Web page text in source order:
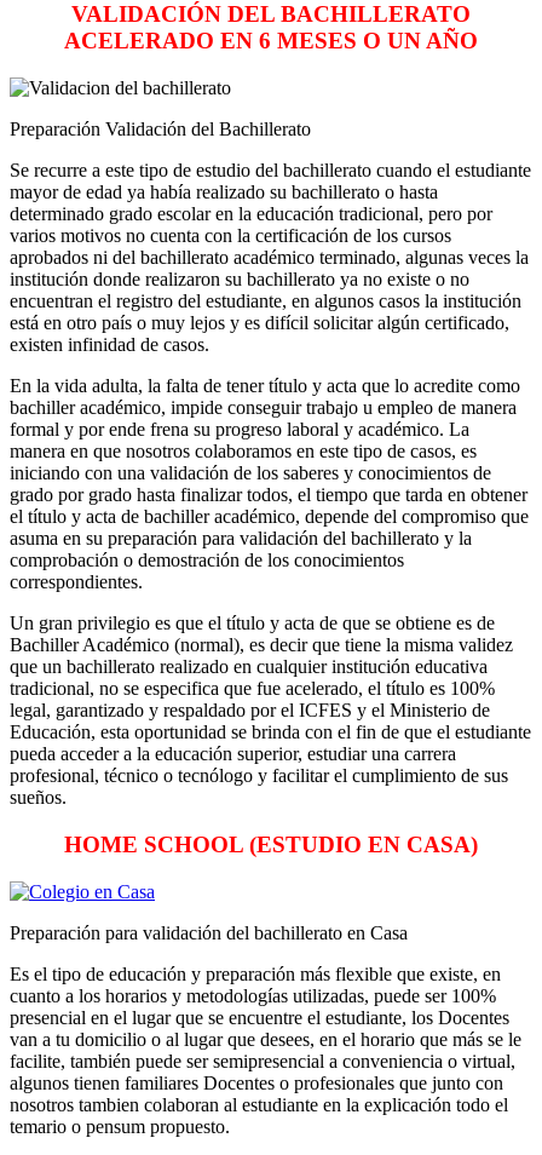
VALIDACIÓN DEL BACHILLERATO
ACELERADO EN 6 MESES O UN AÑO
Preparación Validación del Bachillerato
Se recurre a este tipo de estudio del bachillerato cuando el estudiante
mayor de edad ya había realizado su bachillerato o hasta
determinado grado escolar en la educación tradicional, pero por
varios motivos no cuenta con la certificación de los cursos
aprobados ni del bachillerato académico terminado, algunas veces la
institución donde realizaron su bachillerato ya no existe o no
encuentran el registro del estudiante, en algunos casos la institución
está en otro país o muy lejos y es difícil solicitar algún certificado,
existen infinidad de casos.
En la vida adulta, la falta de tener título y acta que lo acredite como
bachiller académico, impide conseguir trabajo u empleo de manera
formal y por ende frena su progreso laboral y académico. La
manera en que nosotros colaboramos en este tipo de casos, es
iniciando con una validación de los saberes y conocimientos de
grado por grado hasta finalizar todos, el tiempo que tarda en obtener
el título y acta de bachiller académico, depende del compromiso que
asuma en su preparación para validación del bachillerato y la
comprobación o demostración de los conocimientos
correspondientes.
Un gran privilegio es que el título y acta de que se obtiene es de
Bachiller Académico (normal), es decir que tiene la misma validez
que un bachillerato realizado en cualquier institución educativa
tradicional, no se especifica que fue acelerado, el título es 100%
legal, garantizado y respaldado por el ICFES y el Ministerio de
Educación, esta oportunidad se brinda con el fin de que el estudiante
pueda acceder a la educación superior, estudiar una carrera
profesional, técnico o tecnólogo y facilitar el cumplimiento de sus
sueños.
HOME SCHOOL (ESTUDIO EN CASA)
Preparación para validación del bachillerato en Casa
Es el tipo de educación y preparación más flexible que existe, en
cuanto a los horarios y metodologías utilizadas, puede ser 100%
presencial en el lugar que se encuentre el estudiante, los Docentes
van a tu domicilio o al lugar que desees, en el horario que más se le
facilite, también puede ser semipresencial a conveniencia o virtual,
algunos tienen familiares Docentes o profesionales que junto con
nosotros tambien colaboran al estudiante en la explicación todo el
temario o pensum propuesto.